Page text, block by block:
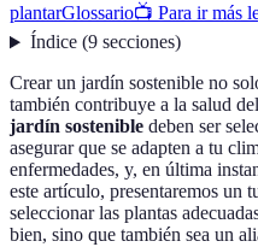
plantarGlossario📺 Para ir más
Índice(9 secciones)
Crear un jardín sostenible no
también contribuye a la salud
jardín sostenible deben ser
asegurar que se adapten a tu
enfermedades, y, en última
este artículo, presentaremos un
seleccionar las plantas
bien, sino que también sea un